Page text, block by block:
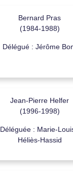
Bernard Pras
(1984-1988)
Délégué : Jérôme
Jean-Pierre Helfer
(1996-1998)
Déléguée : Marie-
Héliès-Hassid